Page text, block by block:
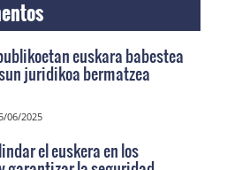
euskara babestea
juridikoa bermatzea
06/2025
el euskera en los